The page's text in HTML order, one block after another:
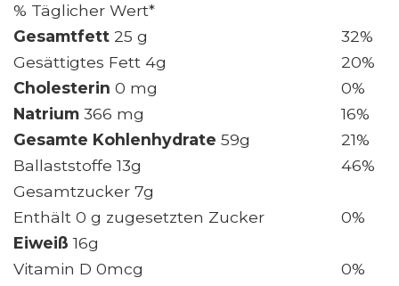
% Täglicher Wert*
Gesamtfett 25 g
32%
Gesättigtes Fett 4g
20%
Cholesterin 0 mg
0%
Natrium 366 mg
16%
Gesamte Kohlenhydrate 59g
21%
Ballaststoffe 13g
46%
Gesamtzucker 7g
Enthält 0 g zugesetzten Zucker
0%
Eiweiß 16g
Vitamin D 0mcg
0%